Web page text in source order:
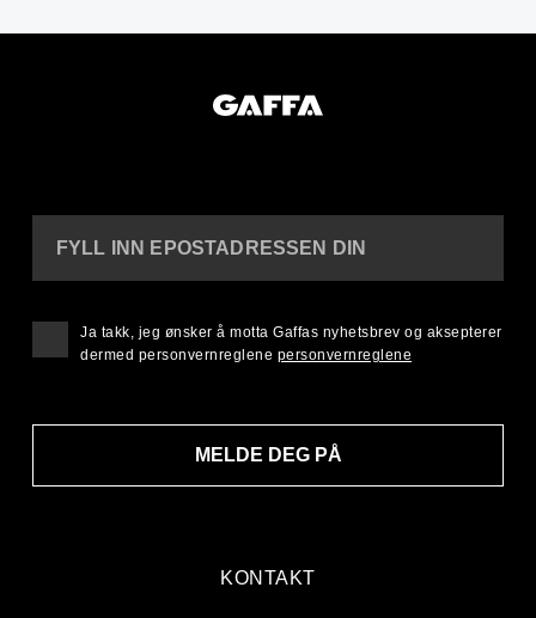
KONTAKT
FYLL INN EPOSTADRESSEN DIN
MELDE DEG PÅ
Ja takk, jeg ønsker å motta Gaffas nyhetsbrev og aksepterer
dermed personvernreglene personvernreglene